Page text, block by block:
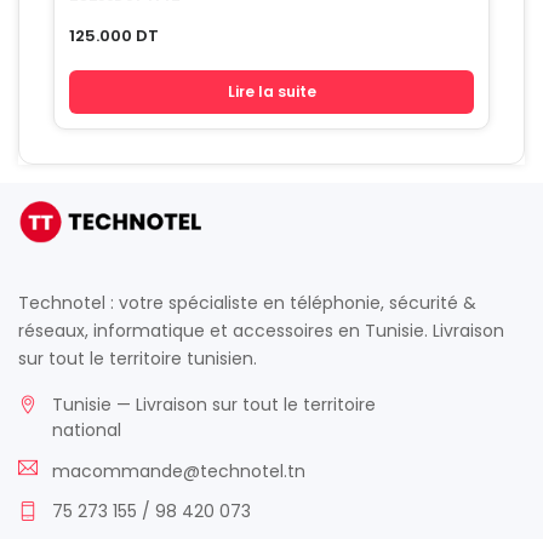
125.000 DT
Lire la suite
Technotel : votre spécialiste en téléphonie, sécurité &
réseaux, informatique et accessoires en Tunisie. Livraison
sur tout le territoire tunisien.
Tunisie — Livraison sur tout le territoire
national
macommande@technotel.tn
75 273 155 / 98 420 073